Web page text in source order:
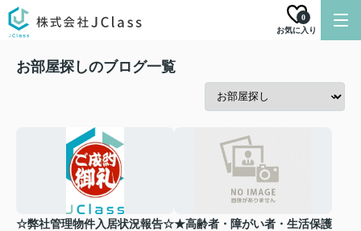
お気に入り
0
お部屋探しのブログ一覧
☆弊社管理物件入居状況報告☆★高齢者・障がい者・生活保護